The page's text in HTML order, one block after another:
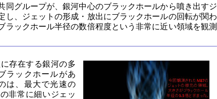
同グループが、銀河中心のブラックホールから噴き出すジ
し、ジェットの形成・放出にブラックホールの回転が関わ
ラックホール半径の数倍程度という非常に近い領域を観測
存在する銀河の多
ラックホールがあ
は、最大で光速の
非常に細いジェッ